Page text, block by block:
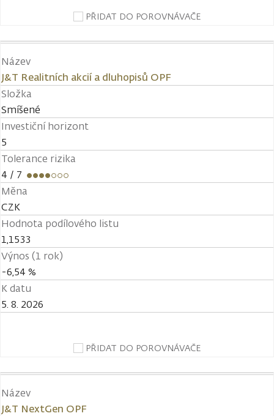
PŘIDAT DO POROVNÁVAČE
Název
J&T Realitních akcií a dluhopisů OPF
Složka
Smíšené
Investiční horizont
5
Tolerance rizika
4 / 7
Měna
CZK
Hodnota podílového listu
1,1533
Výnos (1 rok)
-6,54 %
K datu
5. 8. 2026
PŘIDAT DO POROVNÁVAČE
Název
J&T NextGen OPF